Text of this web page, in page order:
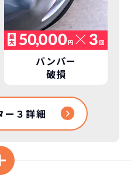
バンパー
破損
ー３詳細